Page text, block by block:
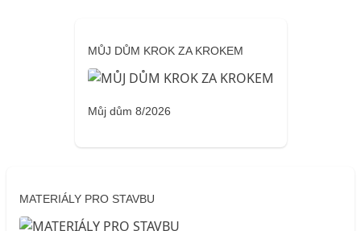
MŮJ DŮM KROK ZA KROKEM
Můj dům 8/2026
MATERIÁLY PRO STAVBU